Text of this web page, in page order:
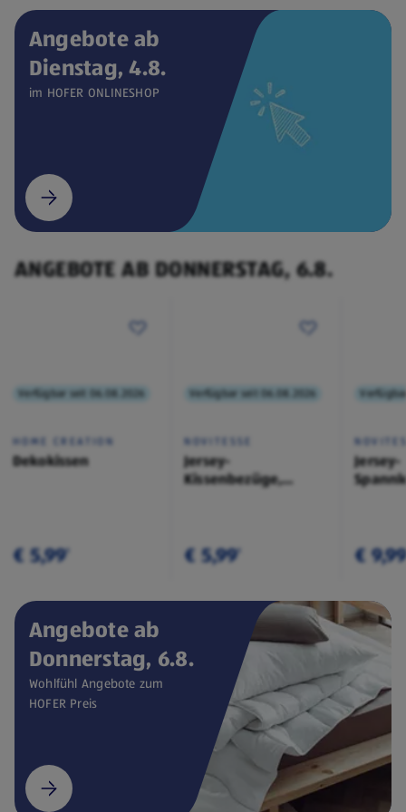
Verfügbar seit 04.08.2026
ONLINESHOP
€ 449,00
Angebote ab
Dienstag, 4.8.
im HOFER ONLINESHOP
(öffnet in einem neuen Tab)
ANGEBOTE AB DONNERSTAG, 6.8.
Verfügbar seit 06.08.2026
HOME CREATION
Dekokissen
€ 5,99¹
Verfügbar seit 06.08.2026
NOVITESSE
Jersey-
Kissenbezüge,
€ 5,99¹
Jersey-
€
Angebote ab
Donnerstag, 6.8.
Wohlfühl Angebote zum
HOFER Preis